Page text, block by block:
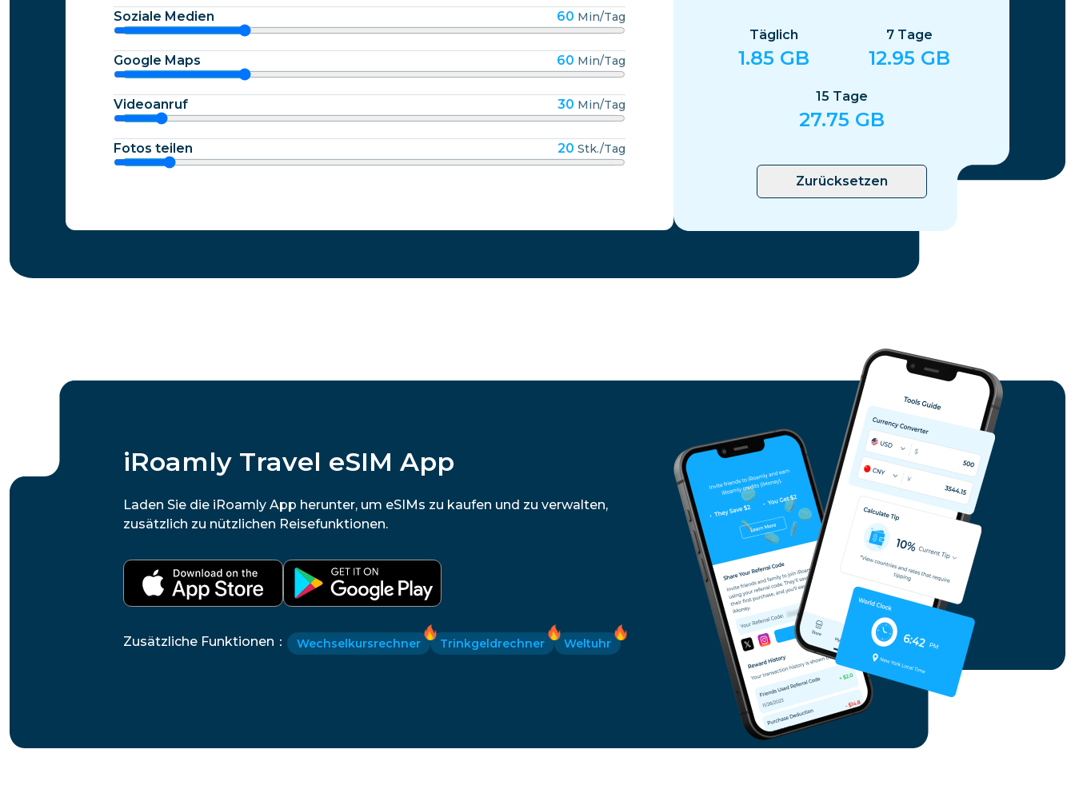
Soziale Medien 60 Min/Tag
Google Maps 60 Min/Tag
Videoanruf 30 Min/Tag
Fotos teilen 20 Stk./Tag
Täglich
1.85 GB
7 Tage
12.95 GB
15 Tage
27.75 GB
Zurücksetzen
iRoamly Travel eSIM App
Laden Sie die iRoamly App herunter, um eSIMs zu kaufen und zu verwalten,
zusätzlich zu nützlichen Reisefunktionen.
Zusätzliche Funktionen ： Wechselkursrechner Trinkgeldrechner Weltuhr